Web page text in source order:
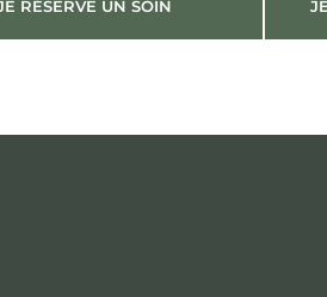
RÉSERVE UN SOIN